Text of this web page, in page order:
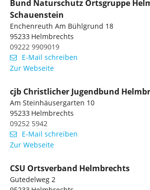
Bund Naturschutz Ortsgruppe
Schauenstein
Enchenreuth Am Bühlgrund 18
95233 Helmbrechts
09222 9909019
E-Mail schreiben
Zur Webseite
cjb Christlicher Jugendbund
Am Steinhäusergarten 10
95233 Helmbrechts
09252 5942
E-Mail schreiben
Zur Webseite
CSU Ortsverband Helmbrechts
Gutedelweg 2